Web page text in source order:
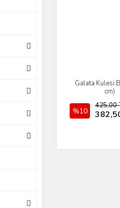
Galata Kulesi
cm)
%10
425,00
Sepete